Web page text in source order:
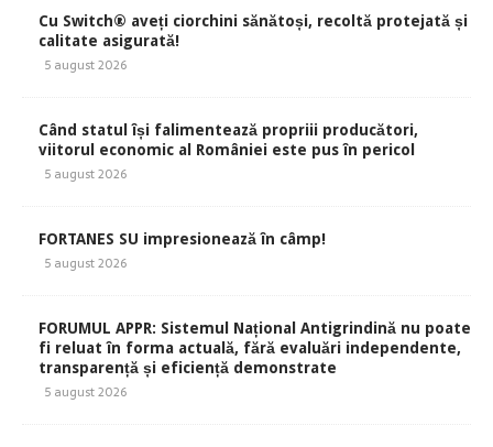
Cu Switch® aveți ciorchini sănătoși, recoltă protejată și
calitate asigurată!
5 august 2026
Când statul își falimentează propriii producători,
viitorul economic al României este pus în pericol
5 august 2026
FORTANES SU impresionează în câmp!
5 august 2026
FORUMUL APPR: Sistemul Național Antigrindină nu poate
fi reluat în forma actuală, fără evaluări independente,
transparență și eficiență demonstrate
5 august 2026